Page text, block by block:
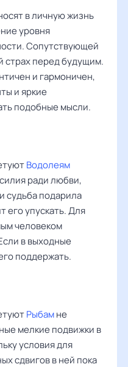
в личную жизнь
уровня
Сопутствующей
страх перед будущим.
и гармоничен,
и яркие
подобные мысли.
Водолеям
ради любви,
судьба подарила
его упускать. Для
человеком
в выходные
поддержать.
Рыбамне
мелкие подвижки в
условия для
сдвигов в ней пока